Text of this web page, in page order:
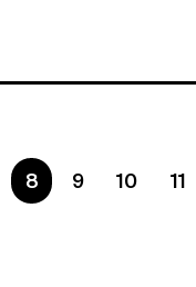
You are on page
8 9 10 11